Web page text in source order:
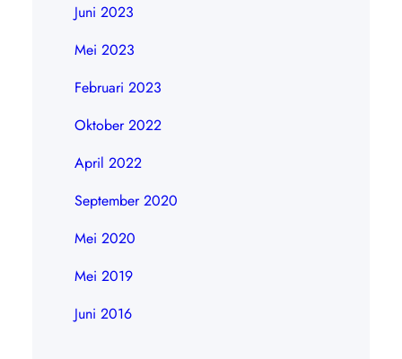
Juni 2023
Mei 2023
Februari 2023
Oktober 2022
April 2022
September 2020
Mei 2020
Mei 2019
Juni 2016